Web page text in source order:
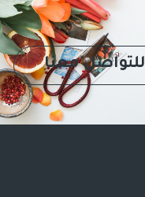
للتواصل معنا